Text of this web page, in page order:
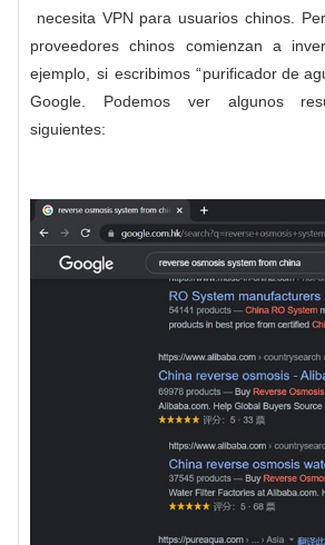
necesita VPN para usuarios chinos.
proveedores chinos comienzan a
ejemplo, si escribimos “purificador de
Google. Podemos ver algunos
siguientes: